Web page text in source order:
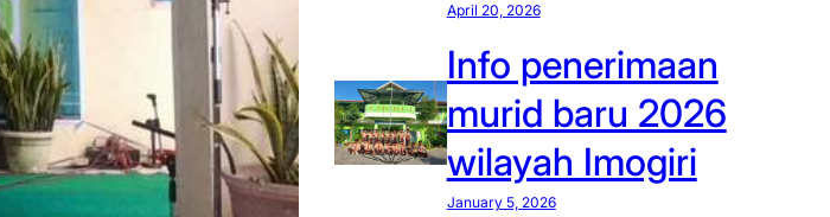
April 20, 2026
Info penerimaan
murid baru 2026
wilayah Imogiri
January 5, 2026